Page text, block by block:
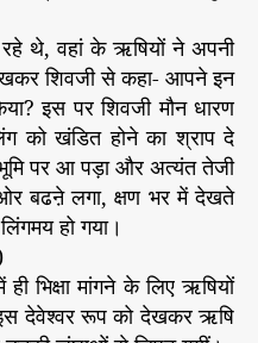
थे, वहां के ऋषियों ने अपनी
शिवजी से कहा- आपने इन
इस पर शिवजी मौन धारण
को खंडित होने का श्राप दे
पर आ पड़ा और अत्यंत तेजी
बढऩे लगा, क्षण भर में देखते
हो गया।
भिक्षा मांगने के लिए ऋषियों
देवेश्वर रूप को देखकर ऋषि